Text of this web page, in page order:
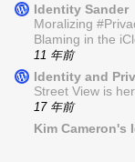
Identity Sander
Moralizing
Blaming in the
11 年前
Identity and
Street View is
17 年前
Kim Cameron's